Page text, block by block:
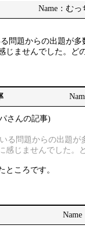
Name：む
問題からの出題が
じませんでした。ど
さんの記事)
る問題からの出題
感じませんでした。
ころです。